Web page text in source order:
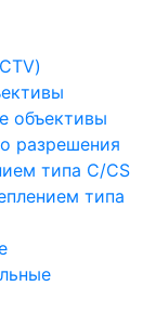
объективы
разрешения
типа C/CS
типа